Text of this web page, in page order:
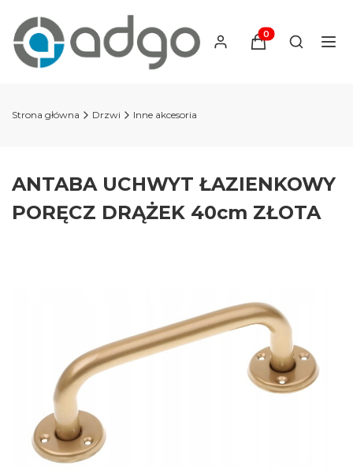
Produkty w
Otwórz
Strona główna Drzwi Inne akcesoria
ANTABA UCHWYT ŁAZIENKOWY
PORĘCZ DRĄŻEK 40cm ZŁOTA